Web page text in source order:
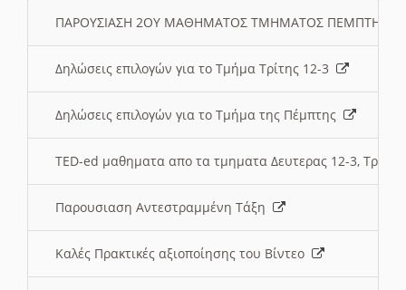
ΠΑΡΟΥΣΙΑΣΗ 2ΟΥ ΜΑΘΗΜΑΤΟΣ ΤΜΗΜΑΤΟΣ
Δηλώσεις επιλογών για το Τμήμα Τρίτης 12-3
Δηλώσεις επιλογών για το Τμήμα της Πέμπτης
TED-ed μαθηματα απο τα τμηματα Δευτερας 12-3,
Παρουσιαση Αντεστραμμένη Τάξη
Καλές Πρακτικές αξιοποίησης του Βίντεο